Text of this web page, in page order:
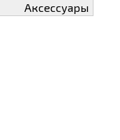
Аксессуары